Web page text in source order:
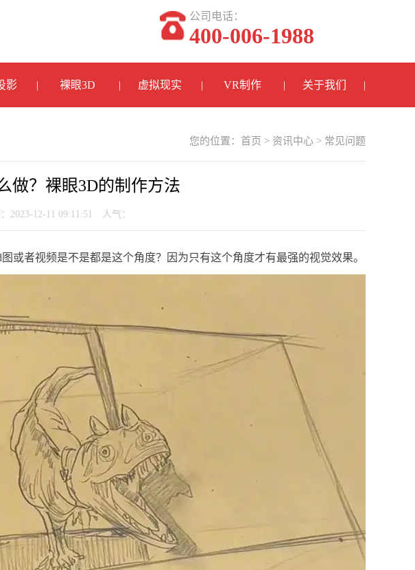
公司电话：
400-006-1988
影 裸眼3D 虚拟现实 VR制作 关于我们
您的位置： 首页 > 资讯中心 > 常见问题
做？裸眼3D的制作方法
2023-12-11 09:11:51 人气：
或者视频是不是都是这个角度？因为只有这个角度才有最强的视觉效果。